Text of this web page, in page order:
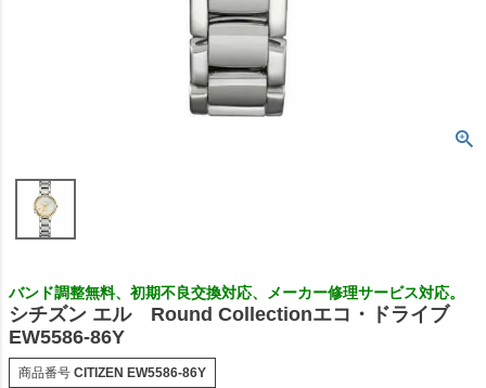
バンド調整無料、初期不良交換対応、メーカー修理サービス対応。
シチズン エル Round Collectionエコ・ドライブ
EW5586-86Y
商品番号 CITIZEN EW5586-86Y